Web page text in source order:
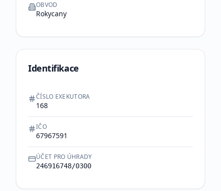
OBVOD
Rokycany
Identifikace
ČÍSLO EXEKUTORA
168
IČO
67967591
ÚČET PRO ÚHRADY
246916748/0300